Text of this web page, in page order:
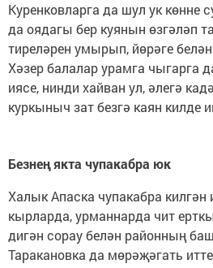
Куренковларга да шул ук көнне
да оядагы бер куянын өзгәләп
тиреләрен умырып, йөрәге
Хәзер балалар урамга чыгарга
иясе, нинди хайван ул, әлегә
куркыныч зат безгә каян килде
Безнең якта чупакабра юк
Халык Апаска чупакабра килгән
кырларда, урманнарда чит
дигән сорау белән районның
Таракановка да мөрәҗәгать